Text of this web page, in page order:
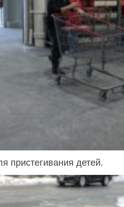
пристегивания детей.